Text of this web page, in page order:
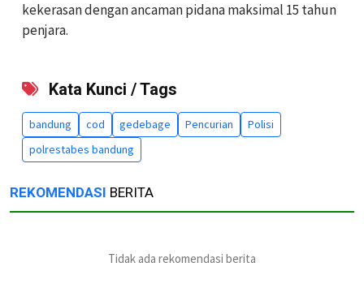
kekerasan dengan ancaman pidana maksimal 15 tahun
penjara.
Kata Kunci / Tags
bandung cod gedebage Pencurian
Polisi
polrestabes bandung
REKOMENDASI BERITA
Tidak ada rekomendasi berita